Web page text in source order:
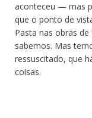
aconteceu — mas
que o ponto de
Pasta nas obras
sabemos. Mas
ressuscitado, que
coisas.